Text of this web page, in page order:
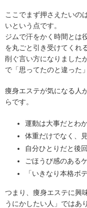
ここでまず押さえたいの
いという点です。
ジムで汗をかく時間とは
を丸ごと引き受けてくれ
削ぐ言い方になりました
で「思ってたのと違った
痩身エステが気になる人
らです。
運動は大事だとわ
体重だけでなく、
自分ひとりだと後
ごほうび感のある
「いきなり本格ボ
つまり、痩身エステに興
うにかしたい人」ではあ